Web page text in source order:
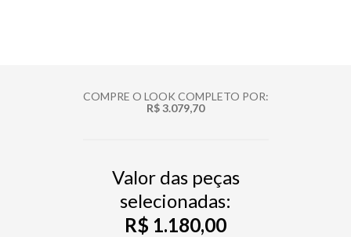
COMPRE O LOOK COMPLETO POR:
R$ 3.079,70
Valor das peças
selecionadas:
R$ 1.180,00